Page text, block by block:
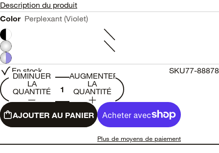
Description du produit
Color Perplexant (Violet)
En stock SKU77-88878
DIMINUER
LA
QUANTITÉ
AUGMENTER
LA
QUANTITÉ
AJOUTER AU PANIER
Plus de moyens de paiement